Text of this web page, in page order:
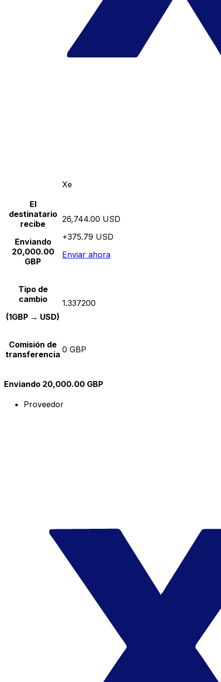
Xe
El
destinatario
recibe
Enviando
20,000.00
GBP
26,744.00 USD
+375.79 USD
Enviar ahora
Tipo de
cambio
(1GBP → USD)
1.337200
Comisión de
transferencia 0 GBP
Enviando 20,000.00 GBP
Proveedor